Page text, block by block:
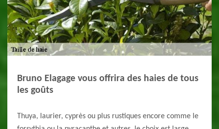
Bruno Elagage vous offrira des haies de tous
les goûts
Thuya, laurier, cyprès ou plus rustiques encore comme le